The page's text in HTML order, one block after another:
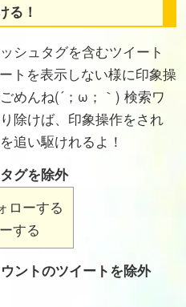
る！
シュタグを含むツイート
トを表示しない様に印象操
めんね(´；ω；｀) 検索ワ
除けば、印象操作をされ
追い駆けれるよ！
グを除外
ローする
する
ントのツイートを除外